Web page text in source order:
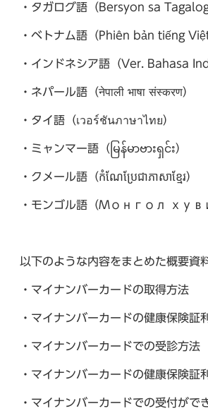
・タガログ語（Bersyon sa Tagalog
・ベトナム語（Phiên bản tiếng Việt
・インドネシア語（Ver. Bahasa
・ネパール語（नेपाली भाषा संस्करण）
・タイ語（เวอร์ชันภาษาไทย）​
・ミャンマー語（မြန်မာဗားရှင်း）
・クメール語（កំណែប្រែជាភាសាខ្មែរ）
・モンゴル語（Монгол
以下のような内容をまとめた概要資
・マイナンバーカードの取得方法
・マイナンバーカードの健康保険証
・マイナンバーカードでの受診方法
・マイナンバーカードの健康保険証
・マイナンバーカードでの受付が